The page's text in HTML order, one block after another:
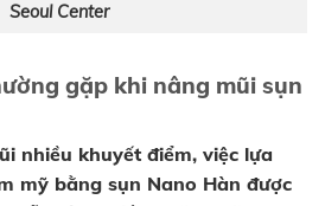
Seoul Center
gặp khi nâng mũi sụn
nhiều khuyết điểm, việc lựa
mỹ bằng sụn Nano Hàn được